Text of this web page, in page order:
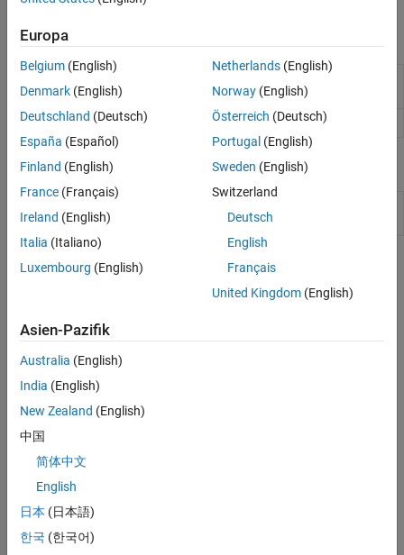
Funktionen
MATLAB
function
codegen Generate C or C++ code fromMATLAB
Blöcke
Subsystem
Themen
Workflow for Generating a Multithreaded MEX File using
dspunfold
This section discusses the recommended workflow of generating
the multithreaded MEX and verifying the results using the
This example shows how to use the
generate a multithreaded MEX file from a MATLAB® function
using unfolding technology.
Signal Processing Algorithm Acceleration in MATLAB
dspunfold.
Europa
Belgium (English)
Denmark (English)
Deutschland (Deutsch)
España (Español)
Finland (English)
France (Français)
Ireland (English)
Italia (Italiano)
Luxembourg (English)
Netherlands(English)
Norway(English)
Österreich (Deutsch)
Portugal (English)
Sweden (English)
Switzerland
Deutsch
English
Français
United Kingdom(English)
Asien-Pazifik
Australia (English)
India (English)
New Zealand (English)
中国
简体中文
English
日本 (日本語)
한국 (한국어)